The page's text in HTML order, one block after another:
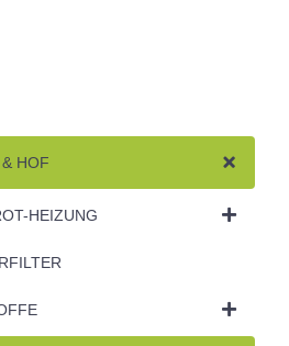
HOF
HEIZUNG